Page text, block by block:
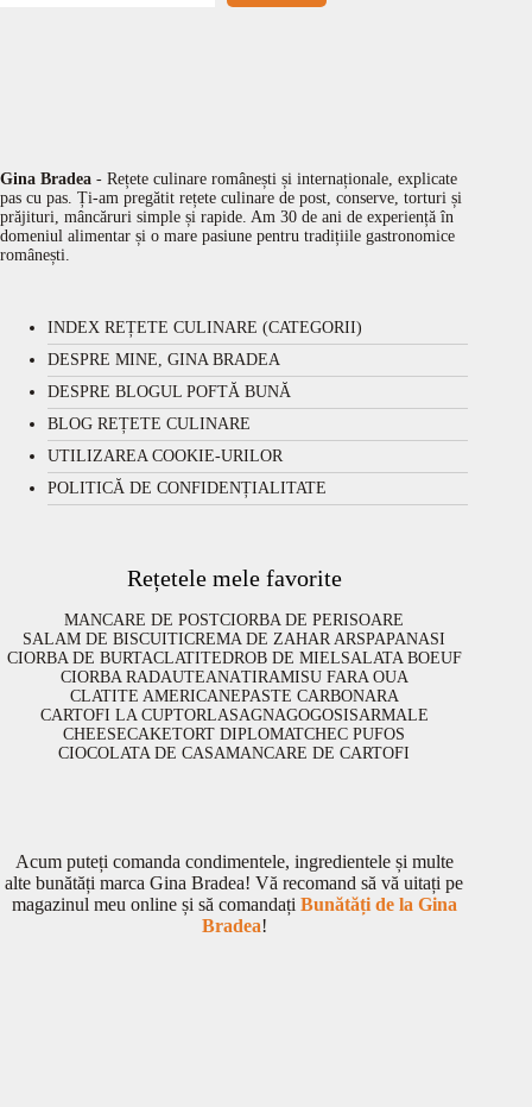
Gina Bradea - Rețete culinare românești și internaționale, explicate
pas cu pas. Ți-am pregătit rețete culinare de post, conserve, torturi și
prăjituri, mâncăruri simple și rapide. Am 30 de ani de experiență în
domeniul alimentar și o mare pasiune pentru tradițiile gastronomice
românești.
INDEX REȚETE CULINARE (CATEGORII)
DESPRE MINE, GINA BRADEA
DESPRE BLOGUL POFTĂ BUNĂ
BLOG REȚETE CULINARE
UTILIZAREA COOKIE-URILOR
POLITICĂ DE CONFIDENȚIALITATE
Rețetele mele favorite
MANCARE DE POSTCIORBA DE PERISOARE
SALAM DE BISCUITICREMA DE ZAHAR ARSPAPANASI
CIORBA DE BURTACLATITEDROB DE MIELSALATA BOEUF
CIORBA RADAUTEANATIRAMISU FARA OUA
CLATITE AMERICANEPASTE CARBONARA
CARTOFI LA CUPTORLASAGNAGOGOSISARMALE
CHEESECAKETORT DIPLOMATCHEC PUFOS
CIOCOLATA DE CASAMANCARE DE CARTOFI
Acum puteți comanda condimentele, ingredientele și multe
alte bunătăți marca Gina Bradea! Vă recomand să vă uitați pe
magazinul meu online și să comandați Bunătăți de la Gina
Bradea!